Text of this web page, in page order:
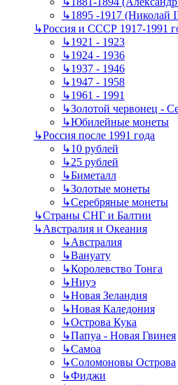
↳1895 -1917 (Николай
↳Россия и СССР 1917-1991
↳1921 - 1923
↳1924 - 1936
↳1937 - 1946
↳1947 - 1958
↳1961 - 1991
↳Золотой червонец -
↳Юбилейные монеты
↳Россия после 1991 года
↳10 рублей
↳25 рублей
↳Биметалл
↳Золотые монеты
↳Серебряные монеты
↳Страны СНГ и Балтии
↳Австралия и Океания
↳Австралия
↳Вануату
↳Королевство Тонга
↳Ниуэ
↳Новая Зеландия
↳Новая Каледония
↳Острова Кука
↳Папуа - Новая Гвинея
↳Самоа
↳Соломоновы Острова
↳Фиджи